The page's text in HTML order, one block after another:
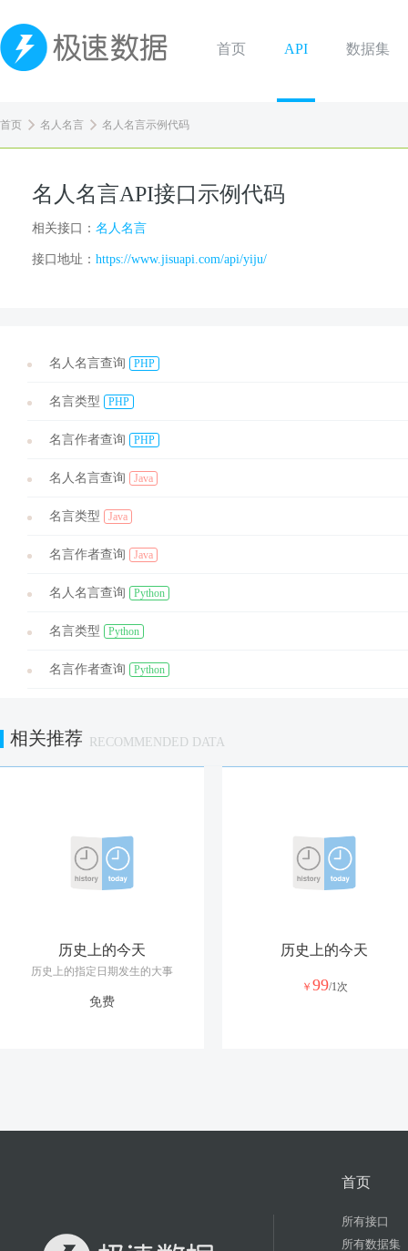
首页 API 数据集
首页 名人名言 名人名言示例代码
名人名言API接口示例代码
相关接口： 名人名言
接口地址： https://www.jisuapi.com/api/yiju/
名人名言查询 PHP
名言类型 PHP
名言作者查询 PHP
名人名言查询 Java
名言类型 Java
名言作者查询 Java
名人名言查询 Python
名言类型 Python
名言作者查询 Python
相关推荐 RECOMMENDED DATA
历史上的今天
历史上的指定日期发生的大事
免费
历史上的今天
￥ 99/1次
首页
所有接口
所有数据集